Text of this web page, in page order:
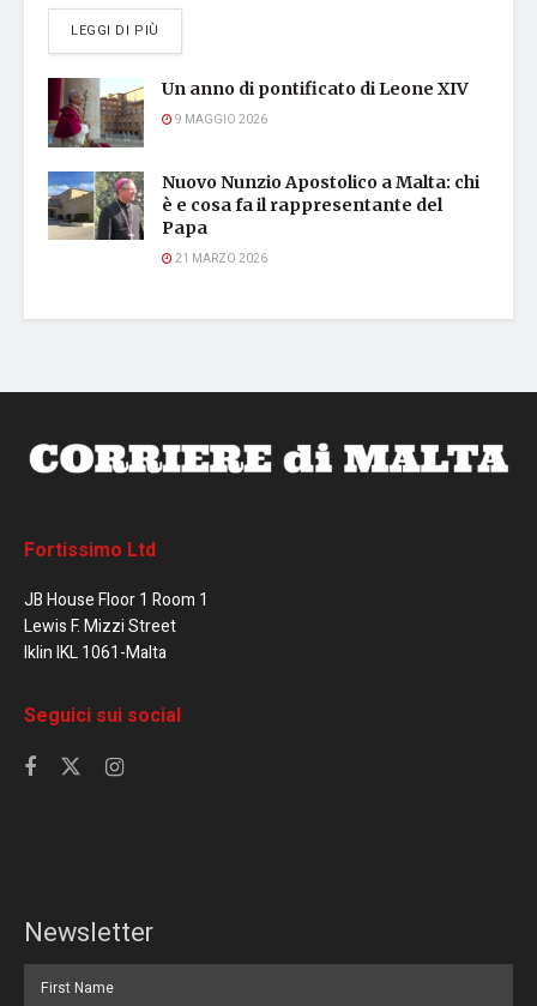
LEGGI DI PIÙ
Un anno di pontificato di Leone XIV
9 MAGGIO 2026
Nuovo Nunzio Apostolico a Malta: chi
è e cosa fa il rappresentante del
Papa
21 MARZO 2026
Fortissimo Ltd
JB House Floor 1 Room 1
Lewis F. Mizzi Street
Iklin IKL 1061-Malta
Seguici sui social
Newsletter